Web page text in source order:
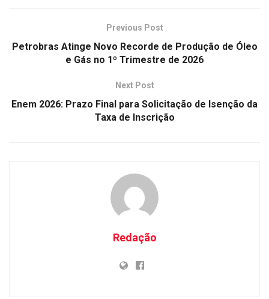
Previous Post
Petrobras Atinge Novo Recorde de Produção de Óleo
e Gás no 1º Trimestre de 2026
Next Post
Enem 2026: Prazo Final para Solicitação de Isenção da
Taxa de Inscrição
Redação